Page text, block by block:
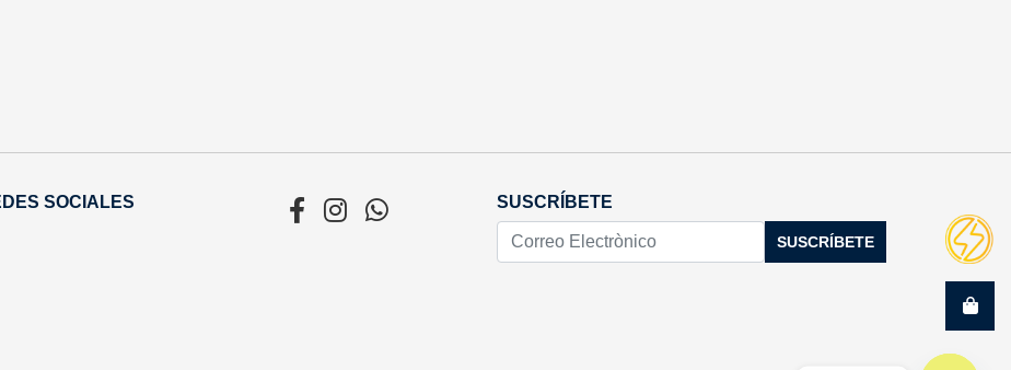
SOCIALES SUSCRÍBETE
SUSCRÍBETE